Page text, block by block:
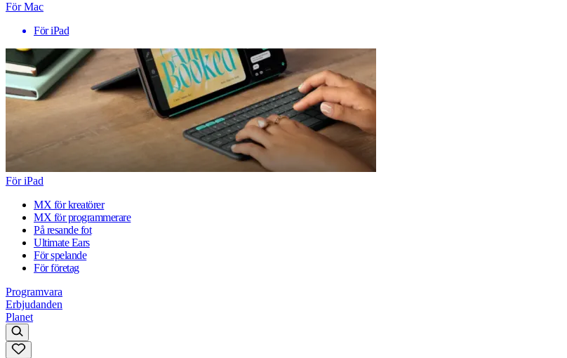
För Mac
För iPad
För iPad
MX för kreatörer
MX för programmerare
På resande fot
Ultimate Ears
För spelande
För företag
Programvara
Erbjudanden
Planet